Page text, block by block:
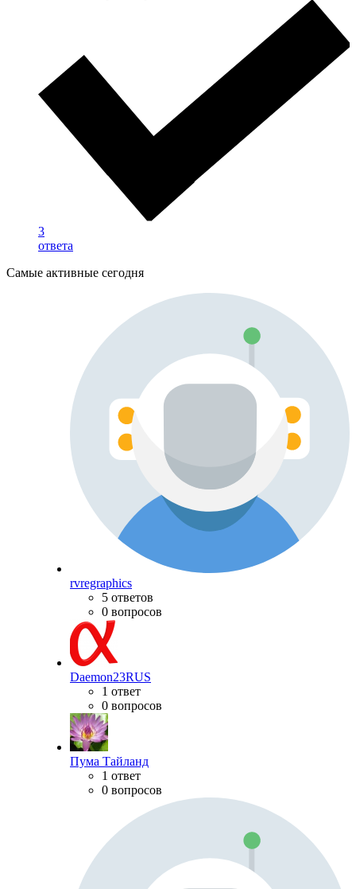
3
ответа
Самые активные сегодня
rvregraphics
5 ответов
0 вопросов
Daemon23RUS
1 ответ
0 вопросов
Пума Тайланд
1 ответ
0 вопросов